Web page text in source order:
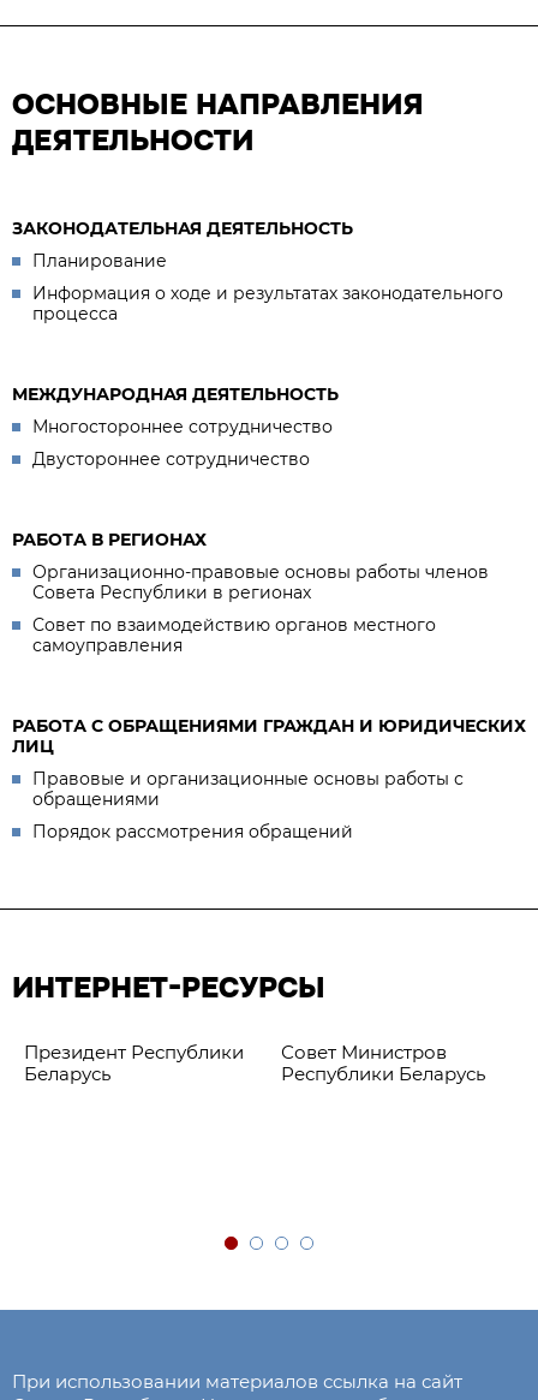
ОСНОВНЫЕ НАПРАВЛЕНИЯ
ДЕЯТЕЛЬНОСТИ
ЗАКОНОДАТЕЛЬНАЯ ДЕЯТЕЛЬНОСТЬ
Планирование
Информация о ходе и результатах законодательного
процесса
МЕЖДУНАРОДНАЯ ДЕЯТЕЛЬНОСТЬ
Многостороннее сотрудничество
Двустороннее сотрудничество
РАБОТА В РЕГИОНАХ
Организационно-правовые основы работы членов
Совета Республики в регионах
Совет по взаимодействию органов местного
самоуправления
РАБОТА С ОБРАЩЕНИЯМИ ГРАЖДАН И ЮРИДИЧЕСКИХ
ЛИЦ
Правовые и организационные основы работы с
обращениями
Порядок рассмотрения обращений
ИНТЕРНЕТ-РЕСУРСЫ
Президент Республики
Беларусь
Совет Министров
Республики Беларусь
При использовании материалов ссылка на сайт